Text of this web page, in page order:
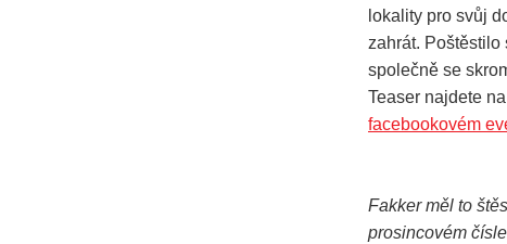
lokality pro svůj
zahrát.
společně se
Teaser najdete
facebookovém
Fakker měl to
prosincovém